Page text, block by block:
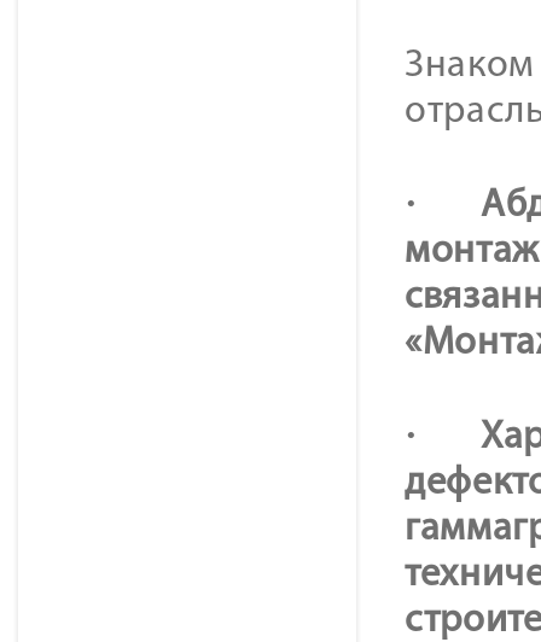
Знаком
·
·